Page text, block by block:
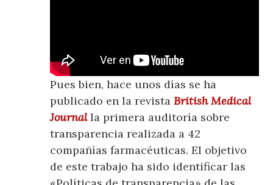
Pues bien, hace unos días se ha
publicado en la revistaBritish Medical
Journalla primera auditoría sobre
transparencia realizada a 42
compañías farmacéuticas. El objetivo
de este trabajo ha sido identificar las